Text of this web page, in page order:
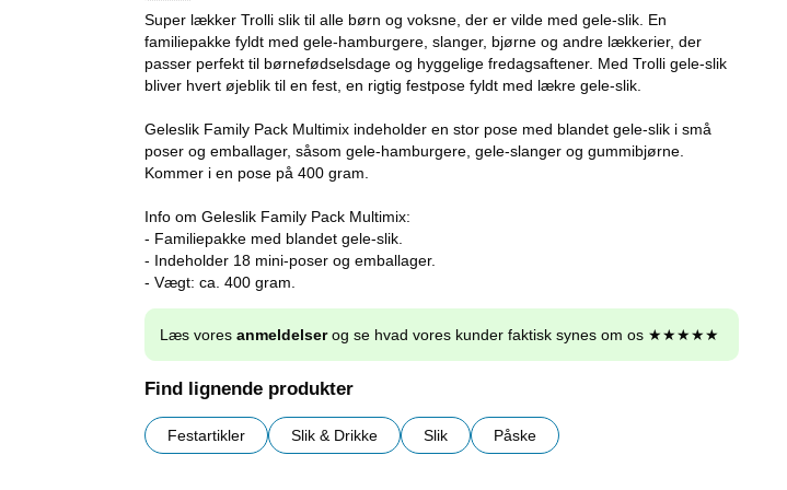
Super lækker Trolli slik til alle børn og voksne, der er vilde med gele-slik. En
familiepakke fyldt med gele-hamburgere, slanger, bjørne og andre lækkerier, der
passer perfekt til børnefødselsdage og hyggelige fredagsaftener. Med Trolli gele-slik
bliver hvert øjeblik til en fest, en rigtig festpose fyldt med lækre gele-slik.
Geleslik Family Pack Multimix indeholder en stor pose med blandet gele-slik i små
poser og emballager, såsom gele-hamburgere, gele-slanger og gummibjørne.
Kommer i en pose på 400 gram.
Info om Geleslik Family Pack Multimix:
- Familiepakke med blandet gele-slik.
- Indeholder 18 mini-poser og emballager.
- Vægt: ca. 400 gram.
Læs vores anmeldelserog se hvad vores kunder faktisk synes om os ★★★★★
Find lignende produkter
Festartikler Slik & Drikke Slik Påske